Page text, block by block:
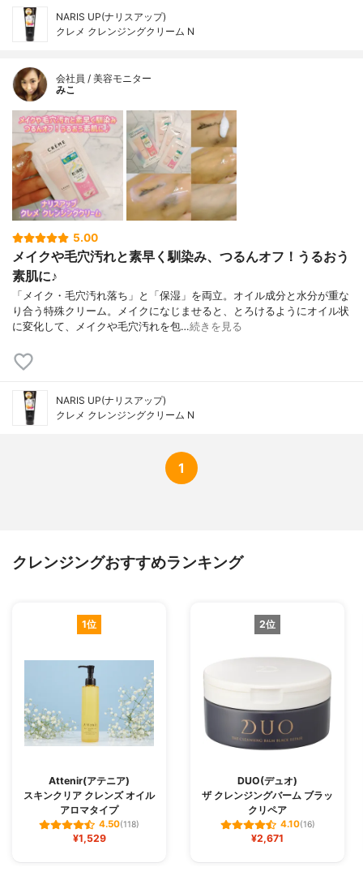
NARIS UP(ナリスアップ)
クレメ クレンジングクリーム N
会社員 / 美容モニター
みこ
5.00
メイクや毛穴汚れと素早く馴染み、つるんオフ！うるおう
素肌に♪
「メイク・毛穴汚れ落ち」と「保湿」を両立。オイル成分と水分が重な
り合う特殊クリーム。メイクになじませると、とろけるようにオイル状
に変化して、メイクや毛穴汚れを包…続きを見る
NARIS UP(ナリスアップ)
クレメ クレンジングクリーム N
1
クレンジングおすすめランキング
1位
Attenir(アテニア)
スキンクリア クレンズ オイル
アロマタイプ
4.50(118)
¥1,529
2位
DUO(デュオ)
ザ クレンジングバーム ブラッ
クリペア
4.10(16)
¥2,671